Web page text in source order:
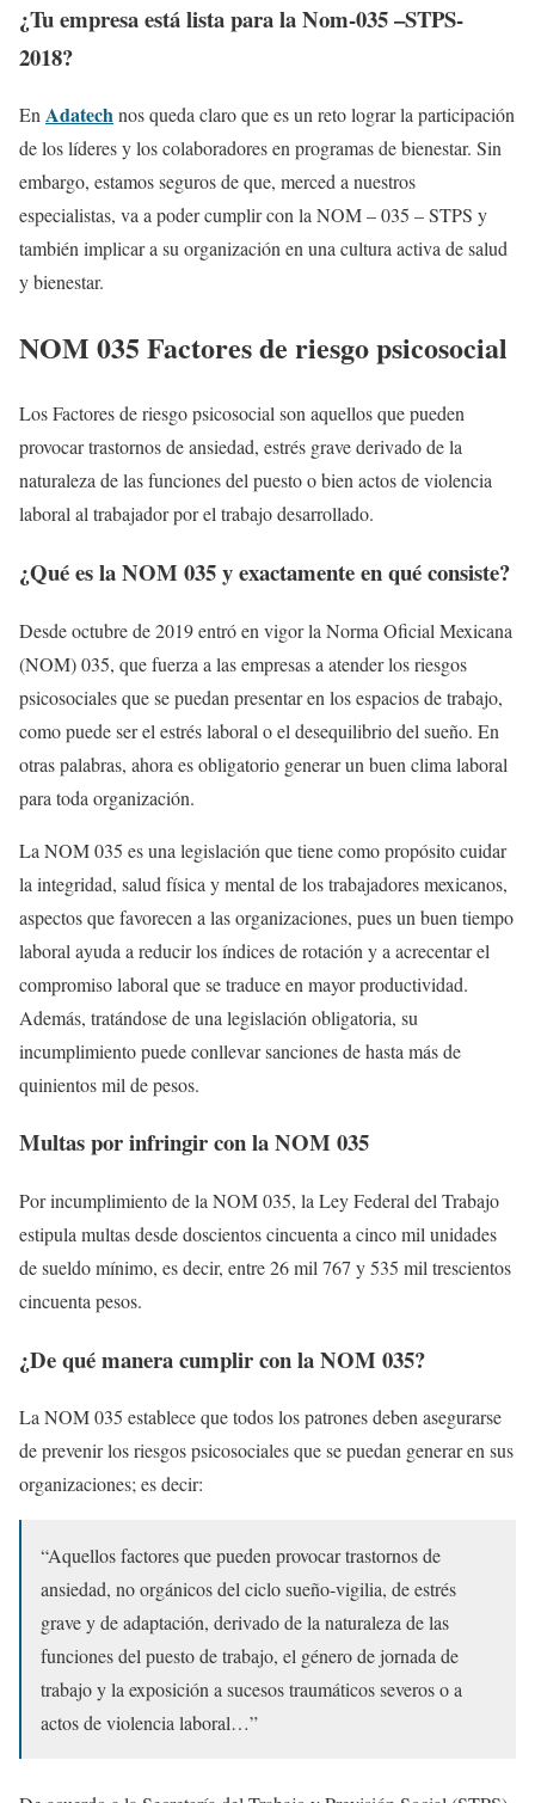
¿Tu empresa está lista para la Nom-035 –STPS-
2018?
EnAdatechnos queda claro que es un reto lograr la participación
de los líderes y los colaboradores en programas de bienestar. Sin
embargo, estamos seguros de que, merced a nuestros
especialistas, va a poder cumplir con la NOM – 035 – STPS y
también implicar a su organización en una cultura activa de salud
y bienestar.
NOM 035 Factores de riesgo psicosocial
Los Factores de riesgo psicosocial son aquellos que pueden
provocar trastornos de ansiedad, estrés grave derivado de la
naturaleza de las funciones del puesto o bien actos de violencia
laboral al trabajador por el trabajo desarrollado.
¿Qué es la NOM 035 y exactamente en qué consiste?
Desde octubre de 2019 entró en vigor la Norma Oficial Mexicana
(NOM) 035, que fuerza a las empresas a atender los riesgos
psicosociales que se puedan presentar en los espacios de trabajo,
como puede ser el estrés laboral o el desequilibrio del sueño. En
otras palabras, ahora es obligatorio generar un buen clima laboral
para toda organización.
La NOM 035 es una legislación que tiene como propósito cuidar
la integridad, salud física y mental de los trabajadores mexicanos,
aspectos que favorecen a las organizaciones, pues un buen tiempo
laboral ayuda a reducir los índices de rotación y a acrecentar el
compromiso laboral que se traduce en mayor productividad.
Además, tratándose de una legislación obligatoria, su
incumplimiento puede conllevar sanciones de hasta más de
quinientos mil de pesos.
Multas por infringir con la NOM 035
Por incumplimiento de la NOM 035, la Ley Federal del Trabajo
estipula multas desde doscientos cincuenta a cinco mil unidades
de sueldo mínimo, es decir, entre 26 mil 767 y 535 mil trescientos
cincuenta pesos.
¿De qué manera cumplir con la NOM 035?
La NOM 035 establece que todos los patrones deben asegurarse
de prevenir los riesgos psicosociales que se puedan generar en sus
organizaciones; es decir:
“Aquellos factores que pueden provocar trastornos de
ansiedad, no orgánicos del ciclo sueño-vigilia, de estrés
grave y de adaptación, derivado de la naturaleza de las
funciones del puesto de trabajo, el género de jornada de
trabajo y la exposición a sucesos traumáticos severos o a
actos de violencia laboral…”